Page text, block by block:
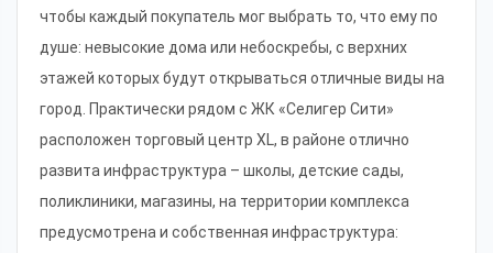
чтобы каждый покупатель мог выбрать то, что ему по
душе: невысокие дома или небоскребы, с верхних
этажей которых будут открываться отличные виды на
город. Практически рядом с ЖК «Селигер Сити»
расположен торговый центр XL, в районе отлично
развита инфраструктура – школы, детские сады,
поликлиники, магазины, на территории комплекса
предусмотрена и собственная инфраструктура: